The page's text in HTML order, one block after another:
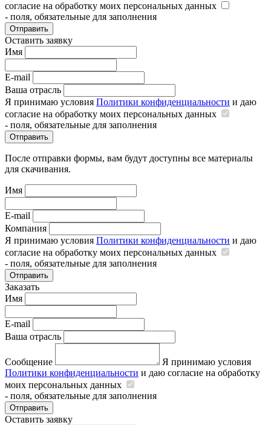
согласие на обработку моих персональных данных
- поля, обязательные для заполнения
Отправить
Оставить заявку
Имя
E-mail
Ваша отрасль
Я принимаю условия Политики конфиденциальности и даю
согласие на обработку моих персональных данных
- поля, обязательные для заполнения
Отправить
После отправки формы, вам будут доступны все материалы
для скачивания.
Имя
E-mail
Компания
Я принимаю условия Политики конфиденциальности и даю
согласие на обработку моих персональных данных
- поля, обязательные для заполнения
Отправить
Заказать
Имя
E-mail
Ваша отрасль
Сообщение
Я принимаю условия
Политики конфиденциальности и даю согласие на обработку
моих персональных данных
- поля, обязательные для заполнения
Отправить
Оставить заявку